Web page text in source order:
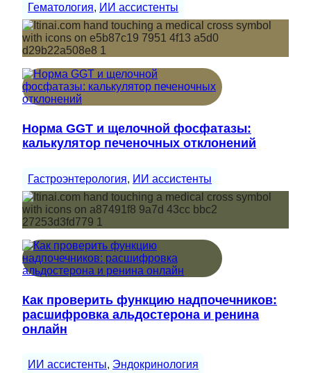
Гематология, ИИ ассистенты
Норма GGT и щелочной фосфатазы:
калькулятор печеночных отклонений
Гастроэнтерология, ИИ ассистенты
Как проверить функцию надпочечников:
расшифровка альдостерона и ренина
онлайн
ИИ ассистенты, Эндокринология